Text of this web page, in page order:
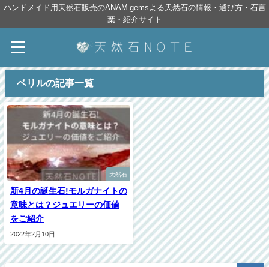
ハンドメイド用天然石販売のANAM gemsよる天然石の情報・選び方・石言
葉・紹介サイト
ベリルの記事一覧
天然石
新4月の誕生石!モルガナイトの
意味とは？ジュエリーの価値
をご紹介
2022年2月10日